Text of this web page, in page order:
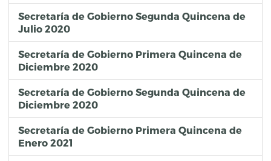
Secretaría de Gobierno Segunda Quincena de
Julio 2020
Secretaría de Gobierno Primera Quincena de
Diciembre 2020
Secretaría de Gobierno Segunda Quincena de
Diciembre 2020
Secretaría de Gobierno Primera Quincena de
Enero 2021